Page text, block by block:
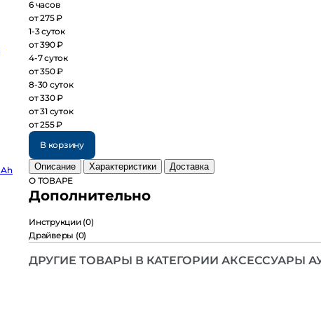
6 часов
от 275 ₽
1-3 суток
от 390 ₽
4-7 суток
от 350 ₽
8-30 суток
от 330 ₽
от 31 суток
от 255 ₽
В корзину
Описание Характеристики
Доставка
О ТОВАРЕ
Дополнительно
Инструкции(0)
Драйверы(0)
ДРУГИЕ ТОВАРЫ В КАТЕГОРИИ АКСЕССУАРЫ